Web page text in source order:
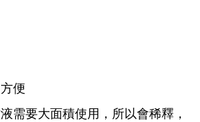
便
需要大面積使用，所以會稀釋，